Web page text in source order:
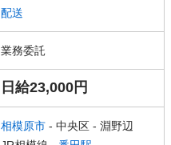
配送
業務委託
日給23,000円
相模原市 - 中央区 - 淵野辺